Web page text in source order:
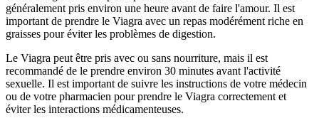
généralement pris environ une heure avant de faire l'amour. Il est
important de prendre le Viagra avec un repas modérément riche en
graisses pour éviter les problèmes de digestion.
Le Viagra peut être pris avec ou sans nourriture, mais il est
recommandé de le prendre environ 30 minutes avant l'activité
sexuelle. Il est important de suivre les instructions de votre médecin
ou de votre pharmacien pour prendre le Viagra correctement et
éviter les interactions médicamenteuses.